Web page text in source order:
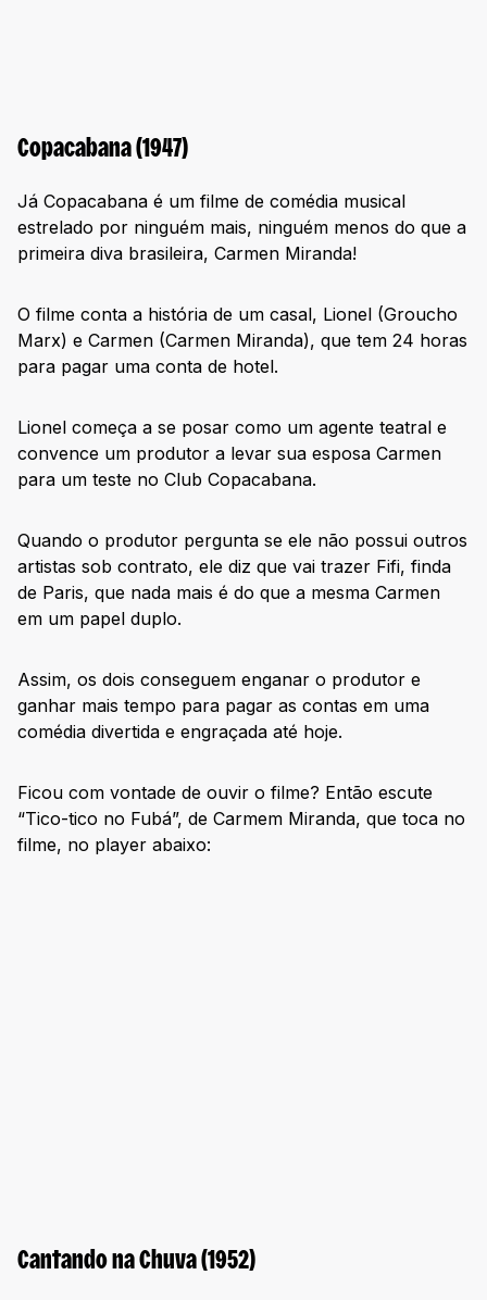
Copacabana (1947)
Já Copacabana é um filme de comédia musical
estrelado por ninguém mais, ninguém menos do que a
primeira diva brasileira, Carmen Miranda!
O filme conta a história de um casal, Lionel (Groucho
Marx) e Carmen (Carmen Miranda), que tem 24 horas
para pagar uma conta de hotel.
Lionel começa a se posar como um agente teatral e
convence um produtor a levar sua esposa Carmen
para um teste no Club Copacabana.
Quando o produtor pergunta se ele não possui outros
artistas sob contrato, ele diz que vai trazer Fifi, finda
de Paris, que nada mais é do que a mesma Carmen
em um papel duplo.
Assim, os dois conseguem enganar o produtor e
ganhar mais tempo para pagar as contas em uma
comédia divertida e engraçada até hoje.
Ficou com vontade de ouvir o filme? Então escute
“Tico-tico no Fubá”, de Carmem Miranda, que toca no
filme, no player abaixo:
Cantando na Chuva (1952)